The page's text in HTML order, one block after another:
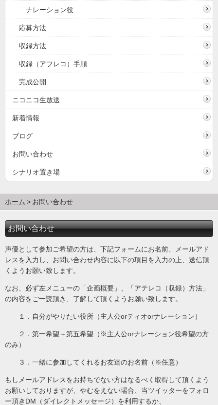
ナレーション役
応募方法
収録方法
収録（アフレコ）手順
完成公開
ニコニコ生放送
新着情報
ブログ
お問い合わせ
シナリオ置き場
ホーム お問い合わせ
お問い合わせ
声優として参加ご希望の方は、下記フォームにお名前、メールアド
レスを入力し、お問い合わせ内容に以下の項目を入力の上、送信頂
くようお願い致します。
なお、必ず左メニューの「企画概要」、「アテレコ（収録）方法」
の内容をご一読頂き、了解して頂くようお願い致します。
１．自分がやりたい役所（主人公orティオorナレーション）
２．第一希望～第五希望（※主人公orナレーション役希望の方
のみ）
３．一緒に参加してくれるお友達のお名前（※任意）
もしメールアドレスをお持ちでない方はなるべく取得して頂くよう
お願いしておりますが、やむをえない場合、当ツイッターをフォロ
ー頂きDM（ダイレクトメッセージ）を利用するか、